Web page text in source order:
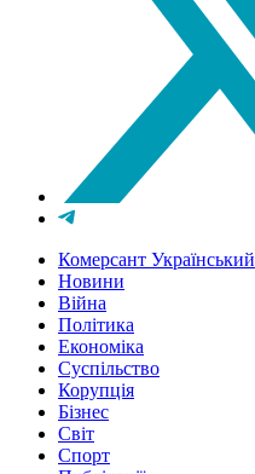
Комерсант Український
Новини
Війна
Політика
Економіка
Суспільство
Корупція
Бізнес
Світ
Спорт